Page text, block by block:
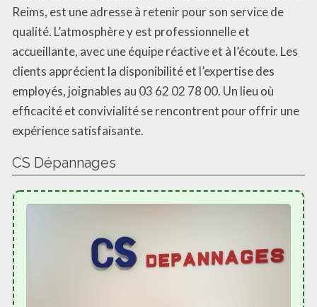
Reims, est une adresse à retenir pour son service de
qualité. L’atmosphère y est professionnelle et
accueillante, avec une équipe réactive et à l’écoute. Les
clients apprécient la disponibilité et l’expertise des
employés, joignables au 03 62 02 78 00. Un lieu où
efficacité et convivialité se rencontrent pour offrir une
expérience satisfaisante.
CS Dépannages